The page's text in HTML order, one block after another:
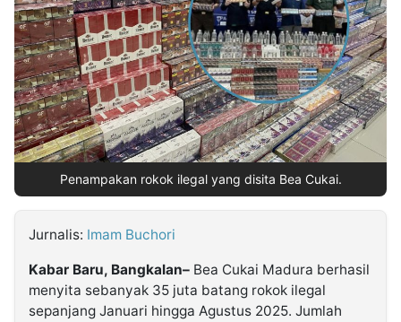
Insight
NTB
Suara
Time
Lens
IDN
Daily
Jogja
Jalan
Rakyat
Idealita
News
Kita
Notice
Dinamikapost.com
Radar
Baru
Seedbacklink
Follow
Kabarbaru
Penampakan rokok ilegal yang disita Bea Cukai.
Jurnalis: Imam Buchori
Kabar Baru, Bangkalan– Bea Cukai Madura berhasil
menyita sebanyak 35 juta batang rokok ilegal
sepanjang Januari hingga Agustus 2025. Jumlah